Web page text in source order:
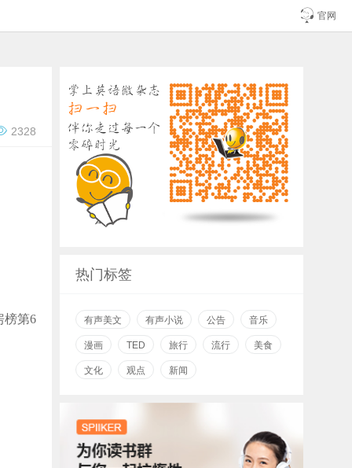
 官网
2328
榜第6
热门标签
有声美文 有声小说 公告 音乐
漫画 TED 旅行 流行 美食
文化 观点 新闻